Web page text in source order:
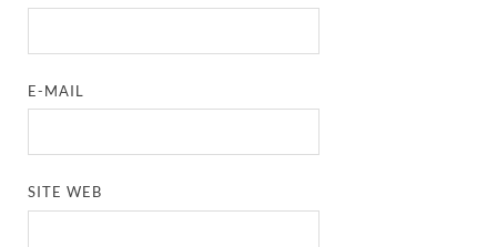
E-MAIL
SITE WEB